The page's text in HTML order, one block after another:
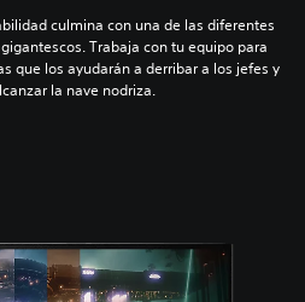
culmina con una de las diferentes
Trabaja con tu equipo para
que los ayudarán a derribar a los jefes y
la nave nodriza.